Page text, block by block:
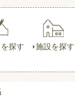
探す 施設を探す